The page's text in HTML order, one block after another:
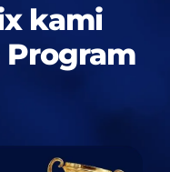
kami
Program